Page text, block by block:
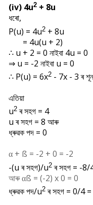
(iv) 4u2 + 8u
ধৰো,
P(u) = 4u2 + 8u
= 4u(u + 2)
∴ u + 2 = 0 নাইবা 4u = 0
⇒ u = -2 নাইবা u = 0
∴ P(u) = 6x2 - 7x - 3 ৰ
এতিয়া
u2 ৰ সহগ = 4
u ৰ সহগ = 8 আৰু
ধ্ৰুৱক পদ = 0
α + ß = -2 + 0 = -2
-(u ৰ সহগ)/u2 ৰ সহগ = -8/
আৰুαß = (-2) x 0 = 0
ধ্ৰুৱক পদ/u2 ৰ সহগ = 0/4